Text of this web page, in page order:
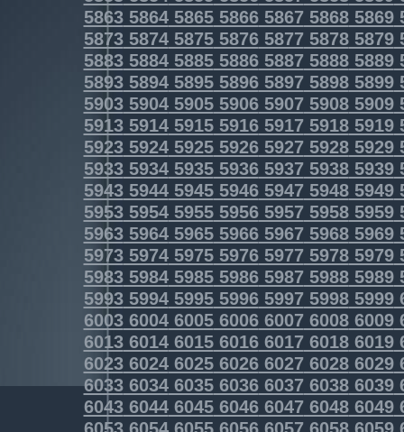
5863586458655866586758685869
5873587458755876587758785879
5883588458855886588758885889
5893589458955896589758985899
5903590459055906590759085909
5913591459155916591759185919
5923592459255926592759285929
5933593459355936593759385939
5943594459455946594759485949
5953595459555956595759585959
5963596459655966596759685969
5973597459755976597759785979
5983598459855986598759885989
5993599459955996599759985999
6003600460056006600760086009
6013601460156016601760186019
6023602460256026602760286029
6033603460356036603760386039
6043604460456046604760486049